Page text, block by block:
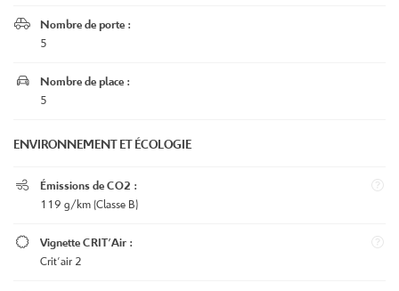
L’atelier
d’occasion
La Centrale

Nombre de porte :
5

Nombre de place :
5
ENVIRONNEMENT ET ÉCOLOGIE

Émissions de CO2 :
119 g/km (Classe B)

Vignette CRIT'Air :
Crit'air 2